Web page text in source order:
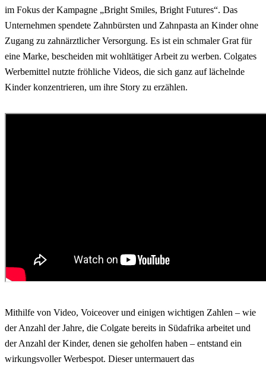
im Fokus der Kampagne „Bright Smiles, Bright Futures“. Das
Unternehmen spendete Zahnbürsten und Zahnpasta an Kinder ohne
Zugang zu zahnärztlicher Versorgung. Es ist ein schmaler Grat für
eine Marke, bescheiden mit wohltätiger Arbeit zu werben. Colgates
Werbemittel nutzte fröhliche Videos, die sich ganz auf lächelnde
Kinder konzentrieren, um ihre Story zu erzählen.
Mithilfe von Video, Voiceover und einigen wichtigen Zahlen – wie
der Anzahl der Jahre, die Colgate bereits in Südafrika arbeitet und
der Anzahl der Kinder, denen sie geholfen haben – entstand ein
wirkungsvoller Werbespot. Dieser untermauert das